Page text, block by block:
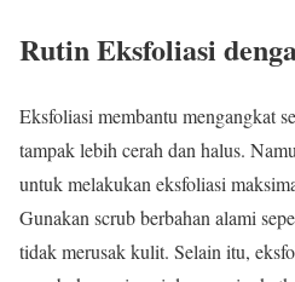
Rutin Eksfoliasi
Eksfoliasi membantu mengangkat
tampak lebih cerah dan halus.
untuk melakukan eksfoliasi
Gunakan scrub berbahan alami
tidak merusak kulit. Selain itu,